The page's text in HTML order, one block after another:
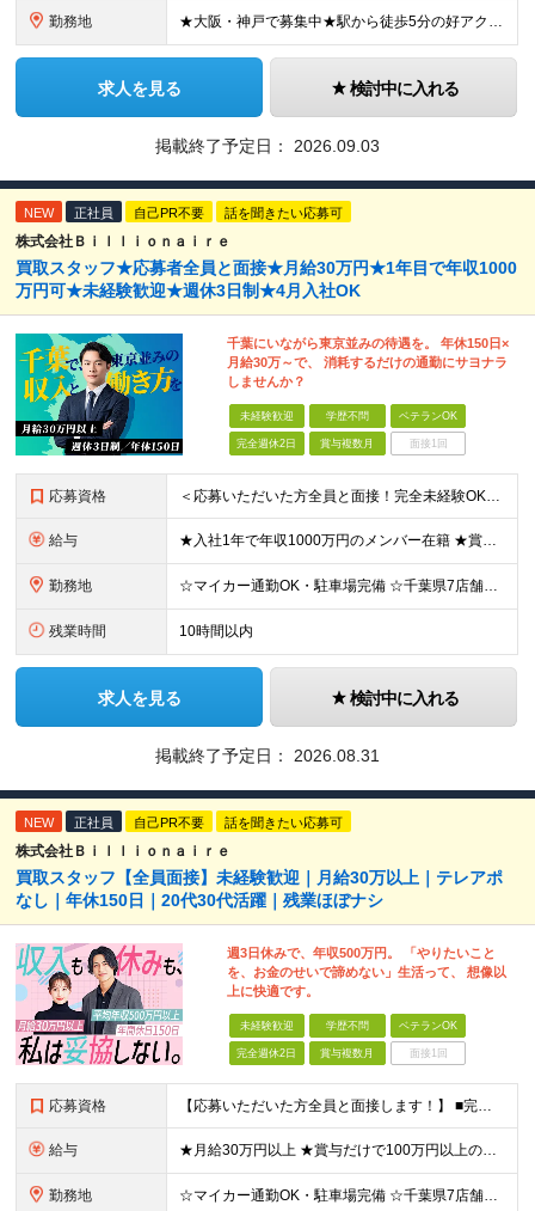
勤務地 ★大阪・神戸で募集中★駅から徒歩5分の好アクセス ■新大阪事業所／大阪府大阪市東淀川区東中島4-11-6 ネオライフ新大阪ビル8F ■神戸事業所／兵庫県神戸市中央区多聞通4-4-13 歩11番館50
求人を見る 検討中に入れる
掲載終了予定日： 2026.09.03
NEW 正社員 自己PR不要 話を聞きたい応募可
株式会社Ｂｉｌｌｉｏｎａｉｒｅ
買取スタッフ★応募者全員と面接★月給30万円★1年目で年収1000
万円可★未経験歓迎★週休3日制★4月入社OK
千葉にいながら東京並みの待遇を。 年休150日×
月給30万～で、 消耗するだけの通勤にサヨナラ
しませんか？
未経験歓迎 学歴不問 ベテランOK
完全週休2日 賞与複数月 面接1回
応募資格 ＜応募いただいた方全員と面接！完全未経験OK＞ ★第二新卒・ブランクOK ★転職回数・スキル不問 ★学歴不問 ◎第二新卒も大歓迎 「新卒で入社したけど、環境が合わなくて早期に退職してしまった」 とい
給与 ★入社1年で年収1000万円のメンバー在籍 ★賞与だけで100万円以上の支給実績も ★月給30万円以上 月給30万円～50万円＋賞与年1回（最大3カ月分）＋インセンティブ＋各種手当 ※研修期間中は
勤務地 ☆マイカー通勤OK・駐車場完備 ☆千葉県7店舗で募集 ☆2026年新店舗立ち上げ店舗あり ☆転勤なし 本社、もしくは以下店舗での勤務になります。 【本社】 千葉県印旛郡酒々井町本佐倉457-2
残業時間 10時間以内
求人を見る 検討中に入れる
掲載終了予定日： 2026.08.31
NEW 正社員 自己PR不要 話を聞きたい応募可
株式会社Ｂｉｌｌｉｏｎａｉｒｅ
買取スタッフ【全員面接】未経験歓迎｜月給30万以上｜テレアポ
なし｜年休150日｜20代30代活躍｜残業ほぼナシ
週3日休みで、年収500万円。 「やりたいこと
を、お金のせいで諦めない」生活って、 想像以
上に快適です。
未経験歓迎 学歴不問 ベテランOK
完全週休2日 賞与複数月 面接1回
応募資格 【応募いただいた方全員と面接します！】 ■完全未経験OK ■転職回数・前職・スキル・学歴不問 ■20代～30代活躍中！ ★第二新卒も大歓迎 「新卒で入社したけど、環境が合わなくて早期に退職してしまっ
給与 ★月給30万円以上 ★賞与だけで100万円以上の支給実績も ★1年で年収1000万円のメンバー在籍 ★インセンティブで月20万円獲得した実績も 月給30万円～50万円＋賞与年1回（最大3カ月分）＋イ
勤務地 ☆マイカー通勤OK・駐車場完備 ☆千葉県7店舗で募集 ☆2026年新店舗立ち上げ店舗あり ☆転勤なし 本社、もしくは以下店舗での勤務になります。 【本社】 千葉県印旛郡酒々井町本佐倉457-2